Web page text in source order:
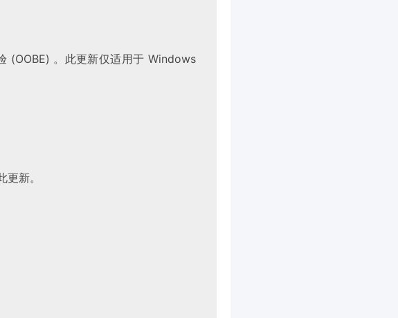
(OOBE) 。此更新仅适用于 Windows
新。